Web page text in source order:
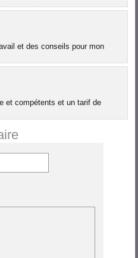
et des conseils pour mon
et compétents et un tarif de